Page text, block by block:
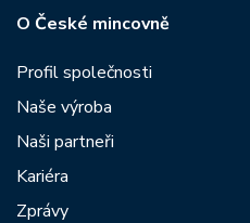
O České mincovně
Profil společnosti
Naše výroba
Naši partneři
Kariéra
Zprávy